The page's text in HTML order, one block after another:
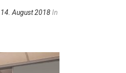
14. August 2018In